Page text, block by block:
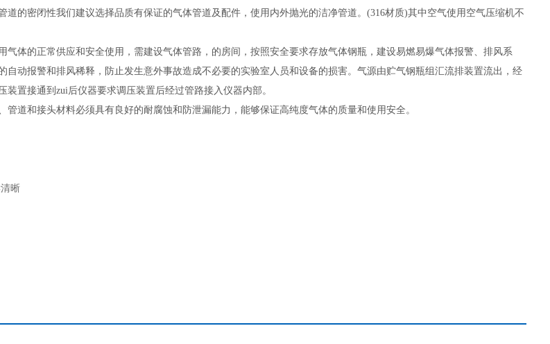
道的密闭性我们建议选择品质有保证的气体管道及配件，使用内外抛光的洁净管道。(316材质)其中空气使用空气压缩机不
体的正常供应和安全使用，需建设气体管路，的房间，按照安全要求存放气体钢瓶，建设易燃易爆气体报警、排风系
自动报警和排风稀释，防止发生意外事故造成不必要的实验室人员和设备的损害。气源由贮气钢瓶组汇流排装置流出，经
装置接通到zui后仪器要求调压装置后经过管路接入仪器内部。
道和接头材料必须具有良好的耐腐蚀和防泄漏能力，能够保证高纯度气体的质量和使用安全。
晰